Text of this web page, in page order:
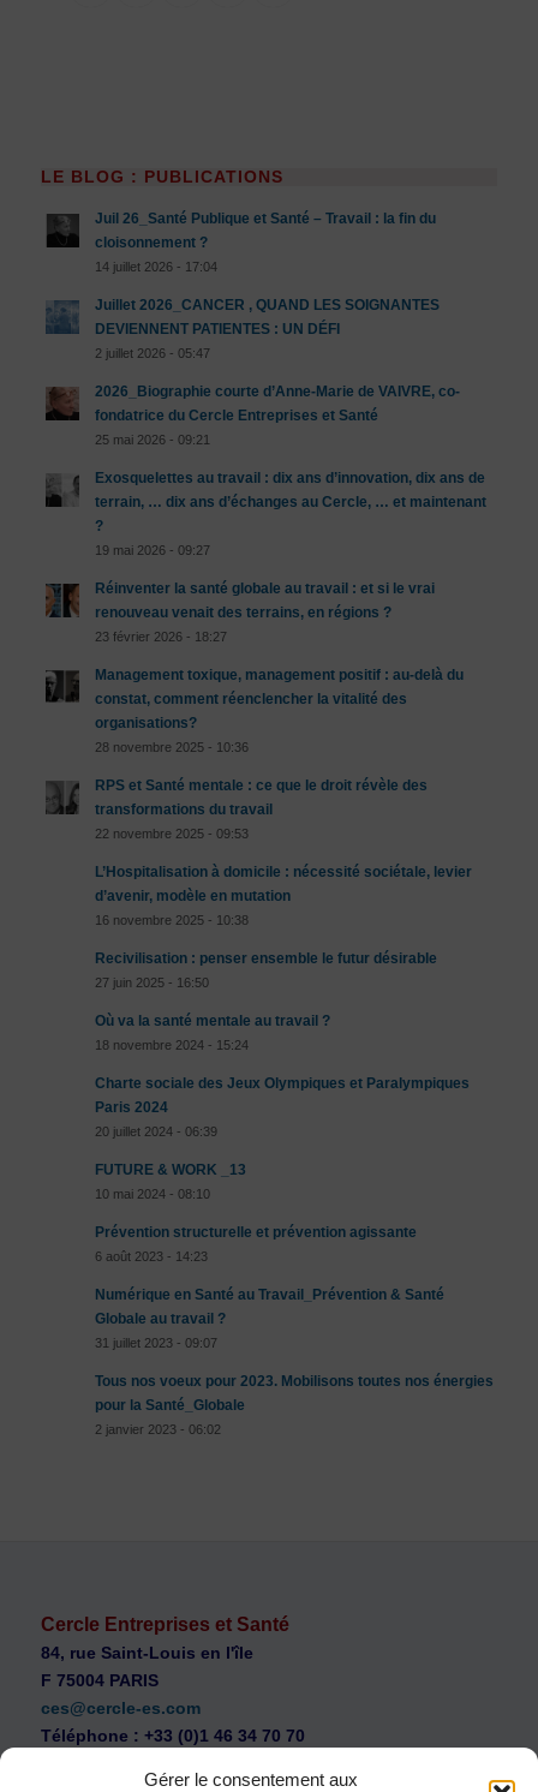
Gérer le consentement aux
LE BLOG : PUBLICATIONS
Juil 26_Santé Publique et Santé – Travail : la fin du
cloisonnement ?
14 juillet 2026 - 17:04
Juillet 2026_CANCER , QUAND LES SOIGNANTES
DEVIENNENT PATIENTES : UN DÉFI
2 juillet 2026 - 05:47
2026_Biographie courte d’Anne-Marie de VAIVRE, co-
fondatrice du Cercle Entreprises et Santé
25 mai 2026 - 09:21
Exosquelettes au travail : dix ans d’innovation, dix ans de
terrain, … dix ans d’échanges au Cercle, … et maintenant
?
19 mai 2026 - 09:27
Réinventer la santé globale au travail : et si le vrai
renouveau venait des terrains, en régions ?
23 février 2026 - 18:27
Management toxique, management positif : au-delà du
constat, comment réenclencher la vitalité des
organisations?
28 novembre 2025 - 10:36
RPS et Santé mentale : ce que le droit révèle des
transformations du travail
22 novembre 2025 - 09:53
L’Hospitalisation à domicile : nécessité sociétale, levier
d’avenir, modèle en mutation
16 novembre 2025 - 10:38
Recivilisation : penser ensemble le futur désirable
27 juin 2025 - 16:50
Où va la santé mentale au travail ?
18 novembre 2024 - 15:24
Charte sociale des Jeux Olympiques et Paralympiques
Paris 2024
20 juillet 2024 - 06:39
FUTURE & WORK _13
10 mai 2024 - 08:10
Prévention structurelle et prévention agissante
6 août 2023 - 14:23
Numérique en Santé au Travail_Prévention & Santé
Globale au travail ?
31 juillet 2023 - 09:07
Tous nos voeux pour 2023. Mobilisons toutes nos énergies
pour la Santé_Globale
2 janvier 2023 - 06:02
Cercle Entreprises et Santé
84, rue Saint-Louis en l'île
F 75004 PARIS
ces@cercle-es.com
Téléphone : +33 (0)1 46 34 70 70